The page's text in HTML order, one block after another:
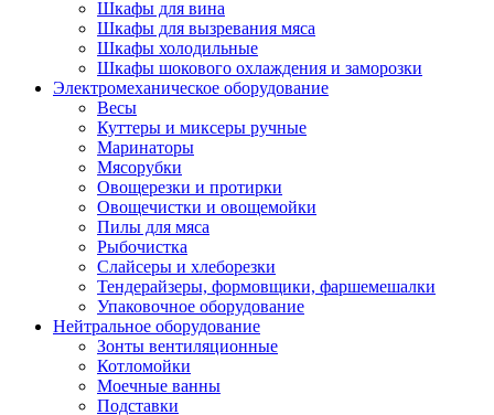
Шкафы для вина
Шкафы для вызревания мяса
Шкафы холодильные
Шкафы шокового охлаждения и заморозки
Электромеханическое оборудование
Весы
Куттеры и миксеры ручные
Маринаторы
Мясорубки
Овощерезки и протирки
Овощечистки и овощемойки
Пилы для мяса
Рыбочистка
Слайсеры и хлеборезки
Тендерайзеры, формовщики, фаршемешалки
Упаковочное оборудование
Нейтральное оборудование
Зонты вентиляционные
Котломойки
Моечные ванны
Подставки